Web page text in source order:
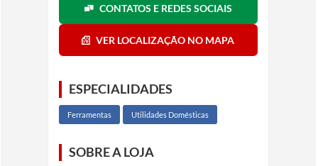
CONTATOS E REDES SOCIAIS
VER LOCALIZAÇÃO NO MAPA
ESPECIALIDADES
Ferramentas Utilidades Domésticas
SOBRE A LOJA